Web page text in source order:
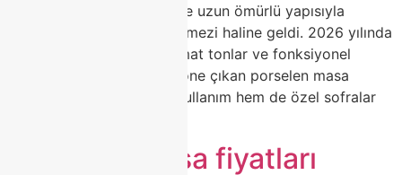
ile çizilmez, leke tutmaz ve uzun ömürlü yapısıyla
yemek odalarının vazgeçilmezi haline geldi. 2026 yılında
doğal mermer desenleri, mat tonlar ve fonksiyonel
açılabilir mekanizmalarla öne çıkan porselen masa
seçenekleri, hem günlük kullanım hem de özel sofralar
Porselen masa fiyatları